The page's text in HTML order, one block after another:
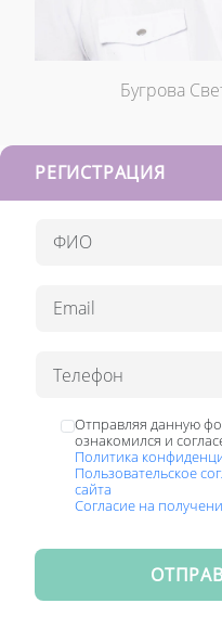
Бугрова
РЕГИСТРАЦИЯ
Отправляя данную
ознакомился и
Политика
Пользовательское
сайта
Согласие на